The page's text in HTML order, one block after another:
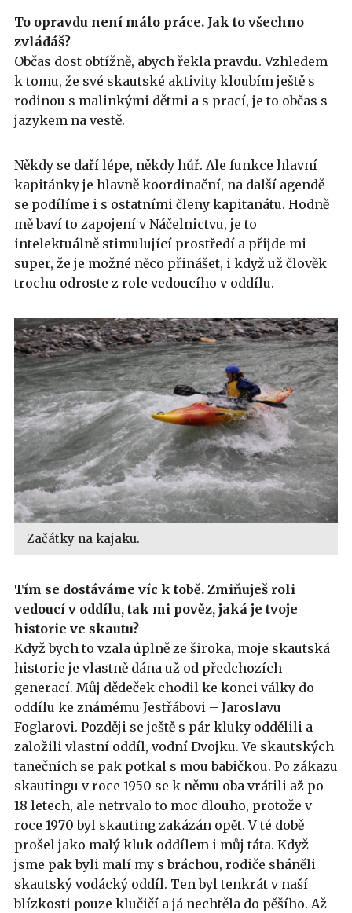
To opravdu není málo práce. Jak to všechno
zvládáš?
Občas dost obtížně, abych řekla pravdu. Vzhledem
k tomu, že své skautské aktivity kloubím ještě s
rodinou s malinkými dětmi a s prací, je to občas s
jazykem na vestě.
Někdy se daří lépe, někdy hůř. Ale funkce hlavní
kapitánky je hlavně koordinační, na další agendě
se podílíme i s ostatními členy kapitanátu. Hodně
mě baví to zapojení v Náčelnictvu, je to
intelektuálně stimulující prostředí a přijde mi
super, že je možné něco přinášet, i když už člověk
trochu odroste z role vedoucího v oddílu.
Začátky na kajaku.
Tím se dostáváme víc k tobě. Zmiňuješ roli
vedoucí v oddílu, tak mi pověz, jaká je tvoje
historie ve skautu?
Když bych to vzala úplně ze široka, moje skautská
historie je vlastně dána už od předchozích
generací. Můj dědeček chodil ke konci války do
oddílu ke známému Jestřábovi – Jaroslavu
Foglarovi. Později se ještě s pár kluky oddělili a
založili vlastní oddíl, vodní Dvojku. Ve skautských
tanečních se pak potkal s mou babičkou. Po zákazu
skautingu v roce 1950 se k němu oba vrátili až po
18 letech, ale netrvalo to moc dlouho, protože v
roce 1970 byl skauting zakázán opět. V té době
prošel jako malý kluk oddílem i můj táta. Když
jsme pak byli malí my s bráchou, rodiče sháněli
skautský vodácký oddíl. Ten byl tenkrát v naší
blízkosti pouze klučičí a já nechtěla do pěšího. Až